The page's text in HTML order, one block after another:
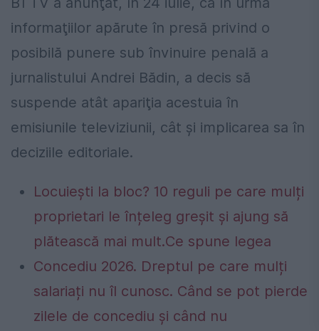
informaţiilor apărute în presă privind o
posibilă punere sub învinuire penală a
jurnalistului Andrei Bădin, a decis să
suspende atât apariţia acestuia în
emisiunile televiziunii, cât şi implicarea sa în
deciziile editoriale.
Locuiești la bloc? 10 reguli pe care mulți
proprietari le înțeleg greșit și ajung să
plătească mai mult.Ce spune legea
Concediu 2026. Dreptul pe care mulți
salariați nu îl cunosc. Când se pot pierde
zilele de concediu și când nu